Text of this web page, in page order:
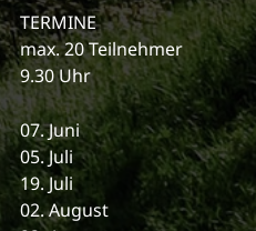
TERMINE
max. 20 Teilnehmer
9.30 Uhr
07. Juni
05. Juli
19. Juli
02. August